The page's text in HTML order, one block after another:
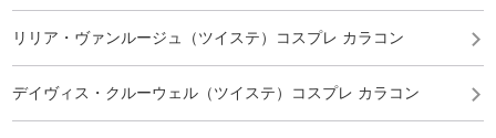
リリア・ヴァンルージュ（ツイステ）コスプレ カラコン
デイヴィス・クルーウェル（ツイステ）コスプレ カラコン